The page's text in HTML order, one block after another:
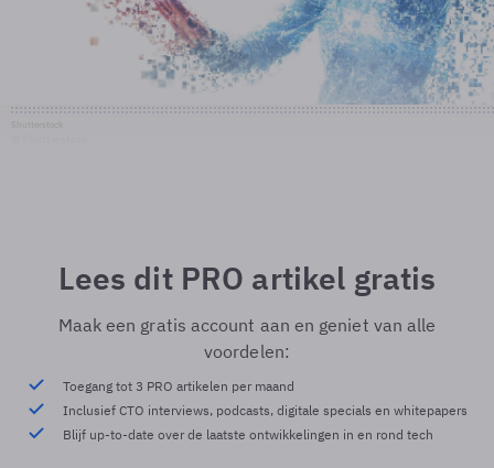
Lees dit PRO artikel gratis
Maak een gratis account aan en geniet van alle
voordelen:
Toegang tot 3 PRO artikelen per maand
Inclusief CTO interviews, podcasts, digitale specials en whitepapers
Blijf up-to-date over de laatste ontwikkelingen in en rond tech